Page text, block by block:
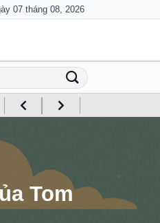
07 tháng 08, 2026
Tom